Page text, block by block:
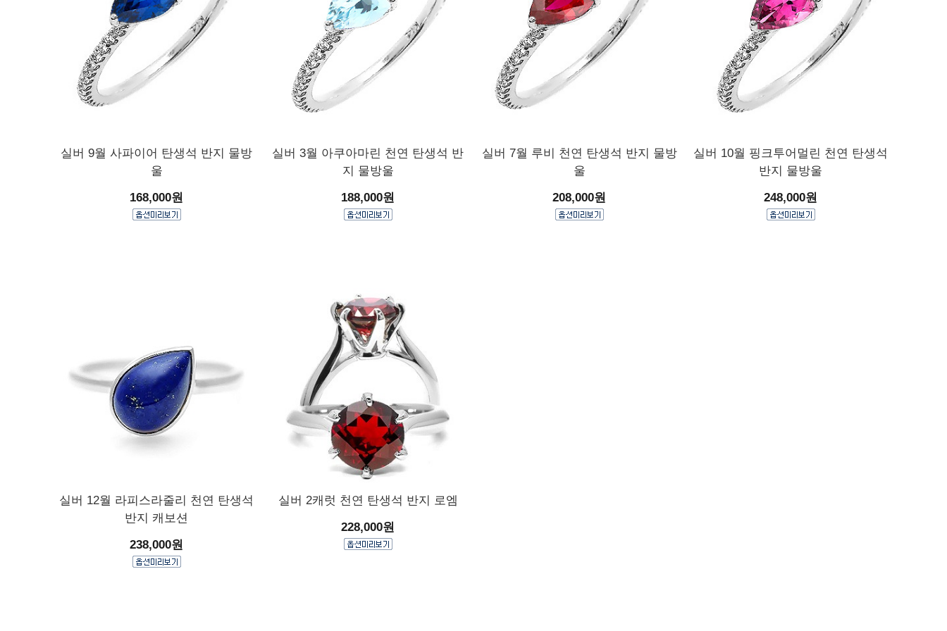
실버 9월 사파이어 탄생석 반지 물방
울
168,000원
실버 3월 아쿠아마린 천연 탄생석 반
지 물방울
188,000원
실버 7월 루비 천연 탄생석 반지 물방
울
208,000원
실버 10월 핑크투어멀린 천연 탄생석
반지 물방울
248,000원
실버 12월 라피스라줄리 천연 탄생석
반지 캐보션
238,000원
실버 2캐럿 천연 탄생석 반지 로엠
228,000원